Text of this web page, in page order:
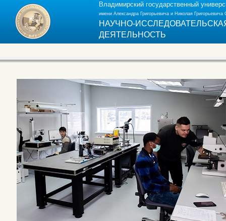
Владимирский государственный
имени Александра Григорьевича и Николая Григорьевича
НАУЧНО-
ДЕЯТЕЛЬНОСТЬ